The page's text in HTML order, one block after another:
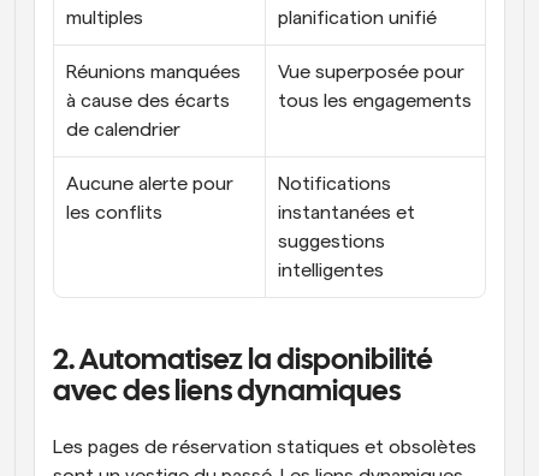
multiples
planification unifié
Réunions manquées
à cause des écarts
de calendrier
Vue superposée pour
tous les engagements
Aucune alerte pour
les conflits
Notifications
instantanées et
suggestions
intelligentes
2. Automatisez la disponibilité
avec des liens dynamiques
Les pages de réservation statiques et obsolètes